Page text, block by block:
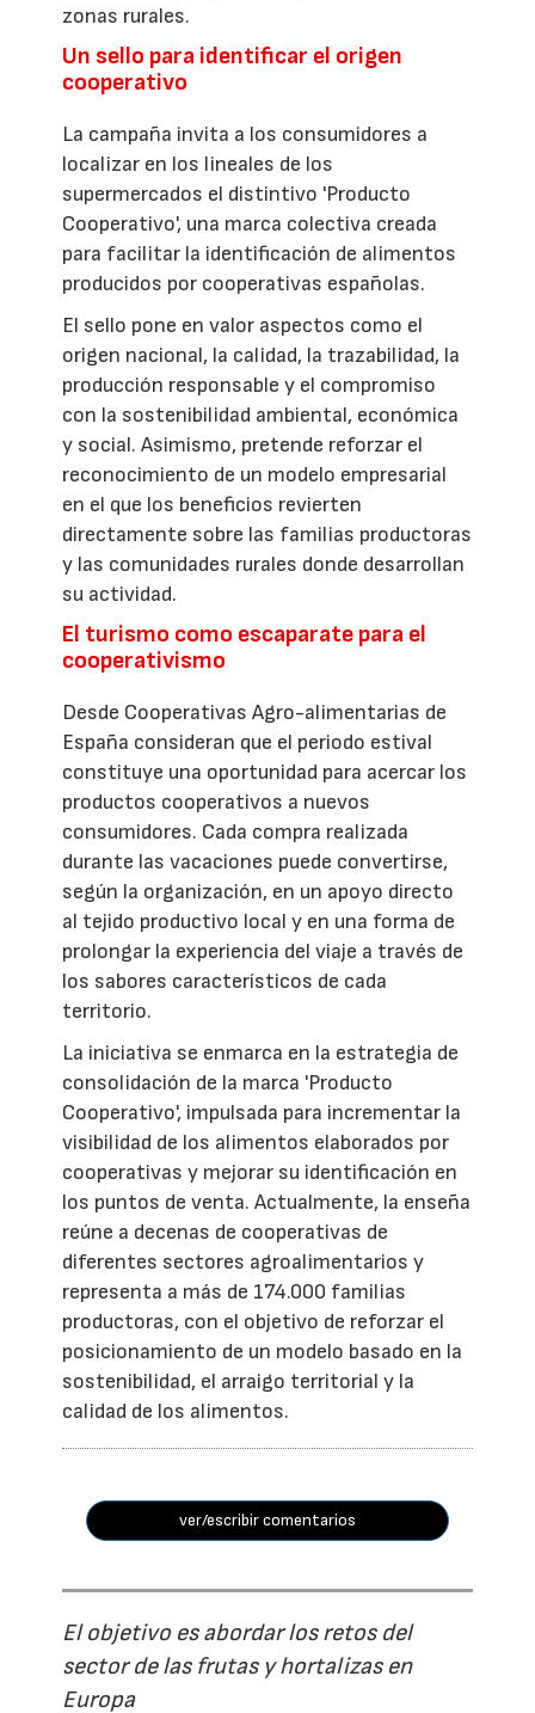
zonas rurales.
Un sello para identificar el origen
cooperativo
La campaña invita a los consumidores a
localizar en los lineales de los
supermercados el distintivo 'Producto
Cooperativo', una marca colectiva creada
para facilitar la identificación de alimentos
producidos por cooperativas españolas.
El sello pone en valor aspectos como el
origen nacional, la calidad, la trazabilidad, la
producción responsable y el compromiso
con la sostenibilidad ambiental, económica
y social. Asimismo, pretende reforzar el
reconocimiento de un modelo empresarial
en el que los beneficios revierten
directamente sobre las familias productoras
y las comunidades rurales donde desarrollan
su actividad.
El turismo como escaparate para el
cooperativismo
Desde Cooperativas Agro-alimentarias de
España consideran que el periodo estival
constituye una oportunidad para acercar los
productos cooperativos a nuevos
consumidores. Cada compra realizada
durante las vacaciones puede convertirse,
según la organización, en un apoyo directo
al tejido productivo local y en una forma de
prolongar la experiencia del viaje a través de
los sabores característicos de cada
territorio.
La iniciativa se enmarca en la estrategia de
consolidación de la marca 'Producto
Cooperativo', impulsada para incrementar la
visibilidad de los alimentos elaborados por
cooperativas y mejorar su identificación en
los puntos de venta. Actualmente, la enseña
reúne a decenas de cooperativas de
diferentes sectores agroalimentarios y
representa a más de 174.000 familias
productoras, con el objetivo de reforzar el
posicionamiento de un modelo basado en la
sostenibilidad, el arraigo territorial y la
calidad de los alimentos.
ver/escribir comentarios
El objetivo es abordar los retos del
sector de las frutas y hortalizas en
Europa